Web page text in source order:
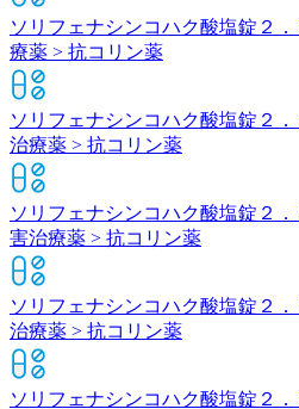
ソリフェナシンコハク酸塩錠２．
療薬 > 抗コリン薬
ソリフェナシンコハク酸塩錠２．
治療薬 > 抗コリン薬
ソリフェナシンコハク酸塩錠２．
害治療薬 > 抗コリン薬
ソリフェナシンコハク酸塩錠２．
治療薬 > 抗コリン薬
ソリフェナシンコハク酸塩錠２．